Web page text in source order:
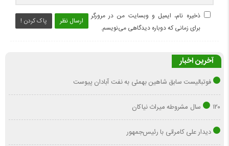
ارسال نظر پاک کردن !
ذخیره نام، ایمیل و وبسایت من در مرورگر
برای زمانی که دوباره دیدگاهی می‌نویسم.
آخرین اخبار
فوتبالیست سابق شاهین بهمئی به نفت آبادان پیوست
۱۲۰ سال مشروطه میراث نیاکان
دیدار علی کامرانی با رئیس‌جمهور